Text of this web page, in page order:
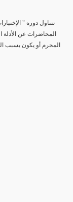
تتناول دورة "
المحاضرات عن الأدلة
المجرم أو يكون بسبب